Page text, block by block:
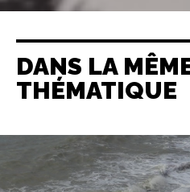
DANS LA
THÉMATIQUE